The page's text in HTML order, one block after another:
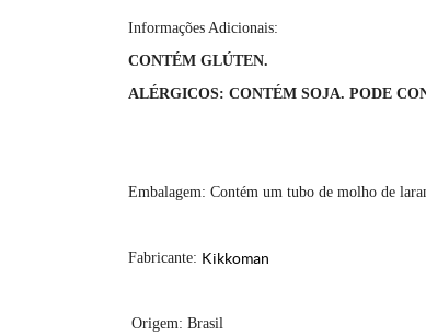
Informações Adicionais:
CONTÉM GLÚTEN.
ALÉRGICOS: CONTÉM SOJA. PODE
Embalagem: Contém um tubo de molho de
Fabricante: Kikkoman
Origem: Brasil